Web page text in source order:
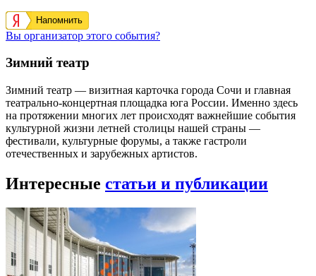
Напомнить
Вы организатор этого события?
Зимний театр
Зимний театр — визитная карточка города Сочи и главная
театрально-концертная площадка юга России. Именно здесь
на протяжении многих лет происходят важнейшие события
культурной жизни летней столицы нашей страны —
фестивали, культурные форумы, а также гастроли
отечественных и зарубежных артистов.
Интересные статьи и публикации